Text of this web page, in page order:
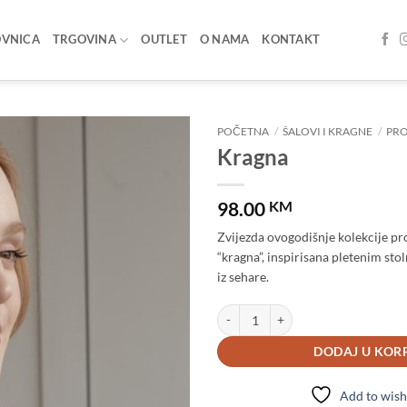
TRGOVINA OUTLET O NAMA KONTAKT
POČETNA / ŠALOVI I KRAGNE /
Kragna
98.00 KM
Zvijezda ovogodišnje kolekcije
“kragna”, inspirisana pletenim
iz sehare.
Kragna količina
DODAJ U
Add to